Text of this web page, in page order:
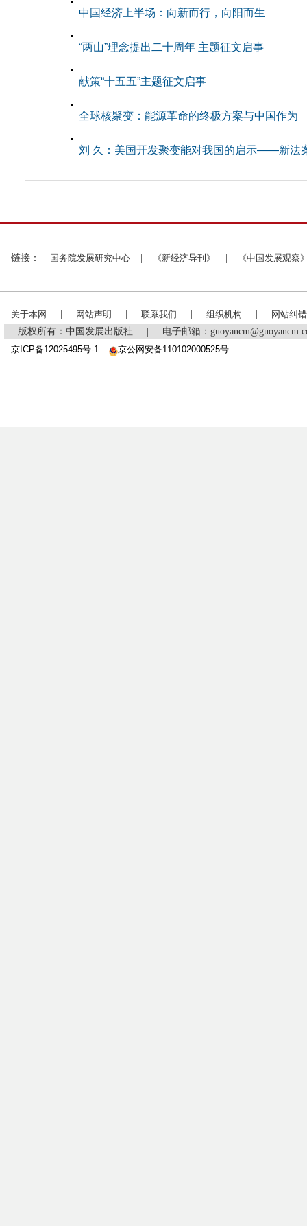
中国经济上半场：向新而行，向阳而生
“两山”理念提出二十周年 主题征文启事
献策“十五五”主题征文启事
全球核聚变：能源革命的终极方案与中国作为
刘 久：美国开发聚变能对我国的启示——新法
链接： 国务院发展研究中心 《新经济导刊》 《中国发展观察
关于本网 网站声明 联系我们 组织机构
网站纠错
版权所有：中国发展出版社
电子邮箱：
京ICP备12025495号-1
京公网安备110102000525号